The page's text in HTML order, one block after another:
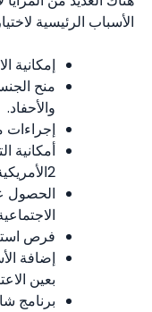
الأسباب الرئيسية
إمكانية
منح
والأحفاد.
2الأمريكية.
الحصول
فرص
إضافة
بعين
برنامج